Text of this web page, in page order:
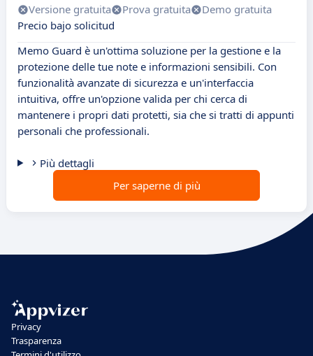
Versione gratuita Prova gratuita
Demo gratuita
Precio bajo solicitud
Memo Guard è un'ottima soluzione per la gestione e la
protezione delle tue note e informazioni sensibili. Con
funzionalità avanzate di sicurezza e un'interfaccia
intuitiva, offre un'opzione valida per chi cerca di
mantenere i propri dati protetti, sia che si tratti di appunti
personali che professionali.
Più dettagli
Per saperne di più
Privacy
Trasparenza